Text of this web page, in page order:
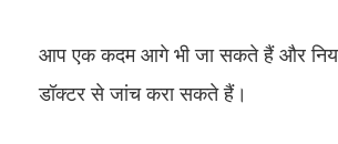
आप एक कदम आगे भी जा सकते हैं और
डॉक्टर से जांच करा सकते हैं।